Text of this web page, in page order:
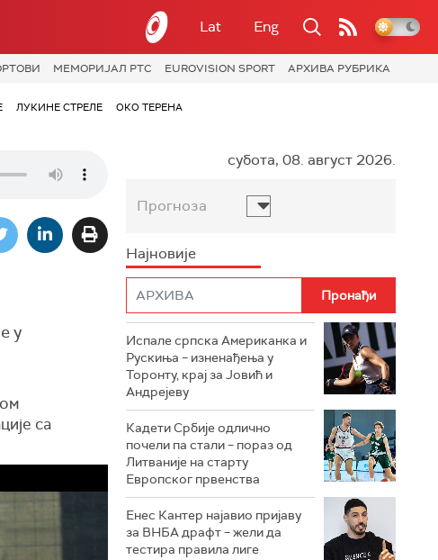
Lat Eng
МЕМОРИЈАЛ РТС EUROVISION SPORT АРХИВА РУБРИКА
ЛУКИНЕ СТРЕЛЕ ОКО ТЕРЕНА
у
са
субота, 08. август 2026.
Прогноза
Најновије
Испале српска Американка и
Рускиња – изненађења у
Торонту, крај за Јовић и
Андрејеву
Кадети Србије одлично
почели па стали – пораз од
Литваније на старту
Европског првенства
Енес Кантер најавио пријаву
за ВНБА драфт – жели да
тестира правила лиге